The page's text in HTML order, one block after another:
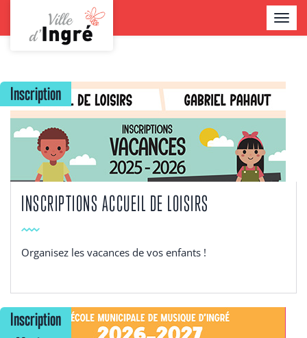
contenu
Contenu
Inscription
INSCRIPTIONS ACCUEIL DE LOISIRS
Organisez les vacances de vos enfants !
Inscription